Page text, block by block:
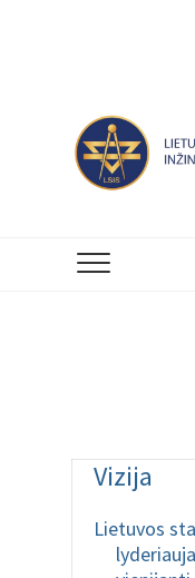
Vizija
Lietuvos